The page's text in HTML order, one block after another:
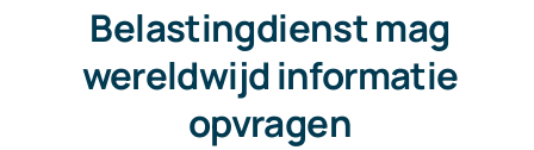
Belastingdienst mag
wereldwijd informatie
opvragen